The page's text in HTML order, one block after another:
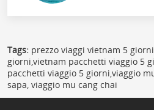
Tags: prezzo viaggi vietnam 5
giorni,vietnam pacchetti viaggio 5
pacchetti viaggio 5 giorni,viaggio
sapa, viaggio mu cang chai